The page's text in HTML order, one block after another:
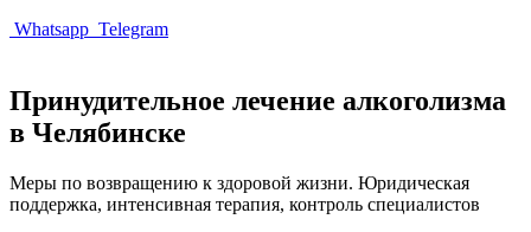
Whatsapp Telegram
Принудительное лечение алкоголизма
в Челябинске
Меры по возвращению к здоровой жизни. Юридическая
поддержка, интенсивная терапия, контроль специалистов